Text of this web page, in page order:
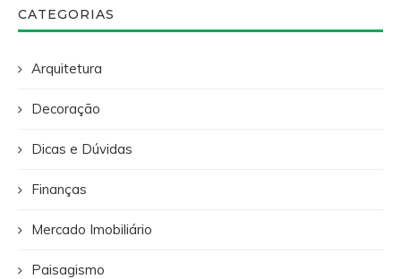
CATEGORIAS
Arquitetura
Decoração
Dicas e Dúvidas
Finanças
Mercado Imobiliário
Paisagismo